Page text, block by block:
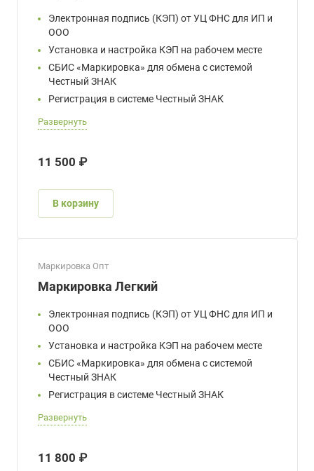
Электронная подпись (КЭП) от УЦ ФНС для ИП и
ООО
Установка и настройка КЭП на рабочем месте
СБИС «Маркировка» для обмена с системой
Честный ЗНАК
Регистрация в системе Честный ЗНАК
Развернуть
11 500 ₽
В корзину
Маркировка Опт
Маркировка Легкий
Электронная подпись (КЭП) от УЦ ФНС для ИП и
ООО
Установка и настройка КЭП на рабочем месте
СБИС «Маркировка» для обмена с системой
Честный ЗНАК
Регистрация в системе Честный ЗНАК
Развернуть
11 800 ₽